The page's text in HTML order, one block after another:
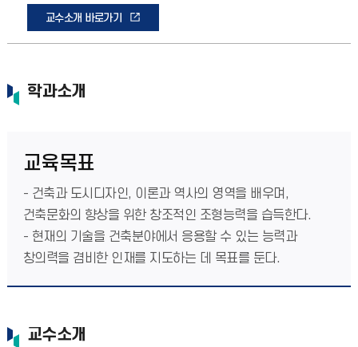
교수소개 바로가기
학과소개
교육목표
- 건축과 도시디자인, 이론과 역사의 영역을 배우며,
건축문화의 향상을 위한 창조적인 조형능력을 습득한다.
- 현재의 기술을 건축분야에서 응용할 수 있는 능력과
창의력을 겸비한 인재를 지도하는 데 목표를 둔다.
교수소개